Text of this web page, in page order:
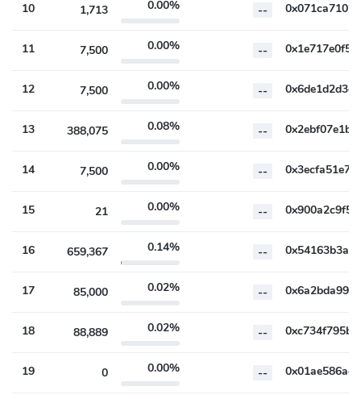
10 1,713 0.00% --
11 7,500 0.00% --
12 7,500 0.00% --
13 388,075 0.08% --
14 7,500 0.00% --
15 21 0.00% --
16 659,367 0.14% --
17 85,000 0.02% --
18 88,889 0.02% --
19 0 0.00% --